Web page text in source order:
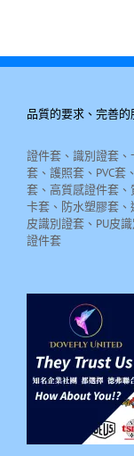
品質的要求、完善的
證件套、識別證套
套、護照套、PVC
套、高質感證件套
卡套、防水塑膠套
皮識別證套、PU皮
證件套